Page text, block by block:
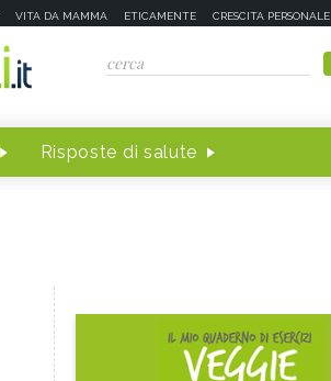
VITA DA MAMMA ETICAMENTE CRESCITA PERSONALE
Risposte di salute